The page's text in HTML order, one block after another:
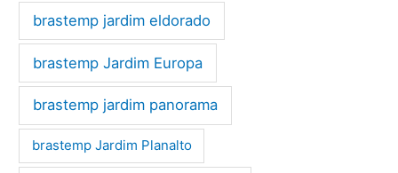
brastemp jardim eldorado
brastemp Jardim Europa
brastemp jardim panorama
brastemp Jardim Planalto